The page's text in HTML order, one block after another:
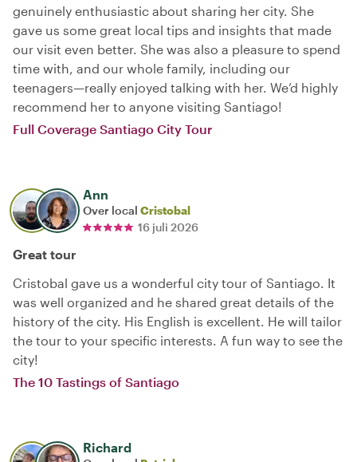
genuinely enthusiastic about sharing her city. She
gave us some great local tips and insights that made
our visit even better. She was also a pleasure to spend
time with, and our whole family, including our
teenagers—really enjoyed talking with her. We’d highly
recommend her to anyone visiting Santiago!
Full Coverage Santiago City Tour
Ann
Over local Cristobal
16 juli 2026
Great tour
Cristobal gave us a wonderful city tour of Santiago. It
was well organized and he shared great details of the
history of the city. His English is excellent. He will tailor
the tour to your specific interests. A fun way to see the
city!
The 10 Tastings of Santiago
Richard